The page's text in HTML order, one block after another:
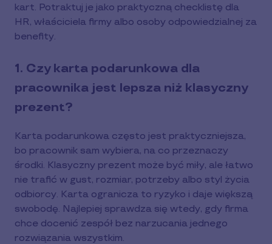
kart. Potraktuj je jako praktyczną checklistę dla
HR, właściciela firmy albo osoby odpowiedzialnej za
benefity.
1. Czy karta podarunkowa dla
pracownika jest lepsza niż klasyczny
prezent?
Karta podarunkowa często jest praktyczniejsza,
bo pracownik sam wybiera, na co przeznaczy
środki. Klasyczny prezent może być miły, ale łatwo
nie trafić w gust, rozmiar, potrzeby albo styl życia
odbiorcy. Karta ogranicza to ryzyko i daje większą
swobodę. Najlepiej sprawdza się wtedy, gdy firma
chce docenić zespół bez narzucania jednego
rozwiązania wszystkim.